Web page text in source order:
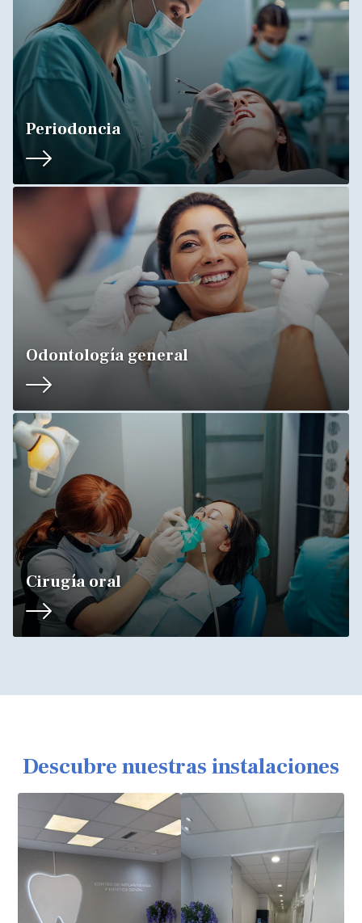
Periodoncia
Odontología general
Cirugía oral
Descubre nuestras instalaciones